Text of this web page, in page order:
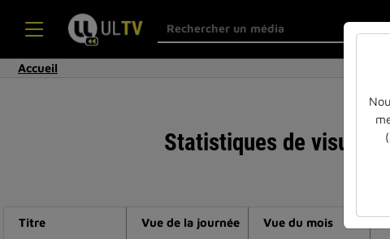
Accueil
Statistiques de
Titre Vue de la journée Vue du mois